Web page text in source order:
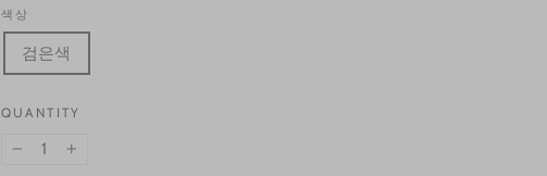
색상
검은색
QUANTITY